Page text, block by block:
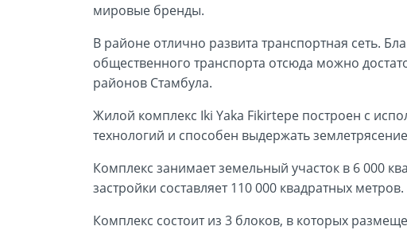
мировые бренды.
В районе отлично развита транспортная сеть.
общественного транспорта отсюда можно
районов Стамбула.
Жилой комплекс Iki Yaka Fikirtepe построен с
технологий и способен выдержать
Комплекс занимает земельный участок в 6 000
застройки составляет 110 000 квадратных метров.
Комплекс состоит из 3 блоков, в которых